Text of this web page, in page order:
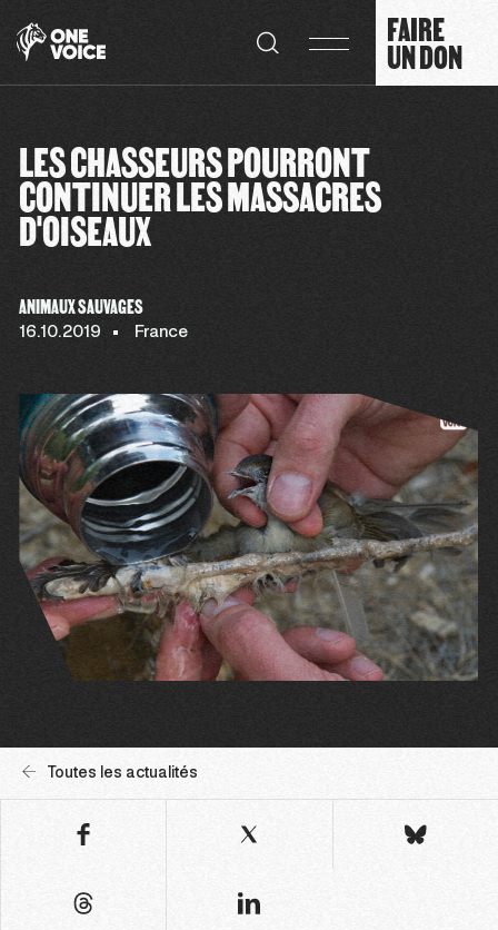
FAIRE
UN DON
LES CHASSEURS POURRONT
CONTINUER LES MASSACRES
D'OISEAUX
ANIMAUX SAUVAGES
16.10.2019 France
Toutes les actualités